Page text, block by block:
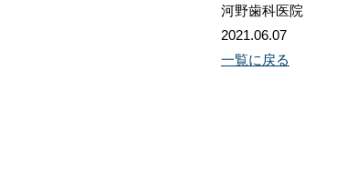
河野歯科医院
2021.06.07
一覧に戻る